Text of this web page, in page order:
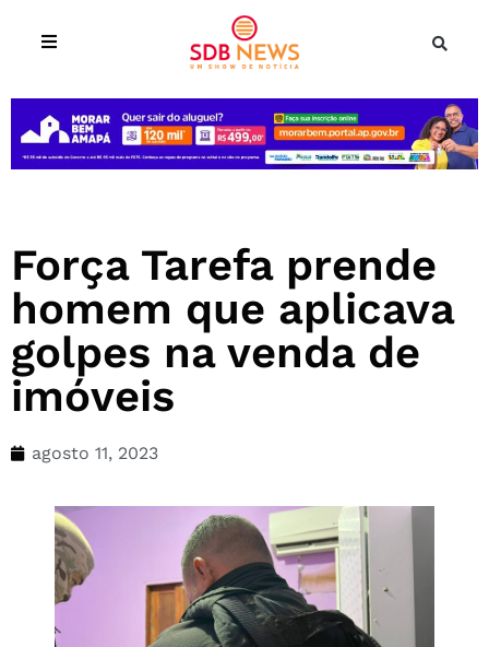
Força Tarefa prende
homem que aplicava
golpes na venda de
imóveis
agosto 11, 2023